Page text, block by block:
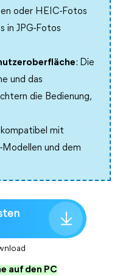
oder HEIC-Fotos
in JPG-Fotos
: Die
und das
die Bedienung,
kompatibel mit
Modellen und dem
auf den PC